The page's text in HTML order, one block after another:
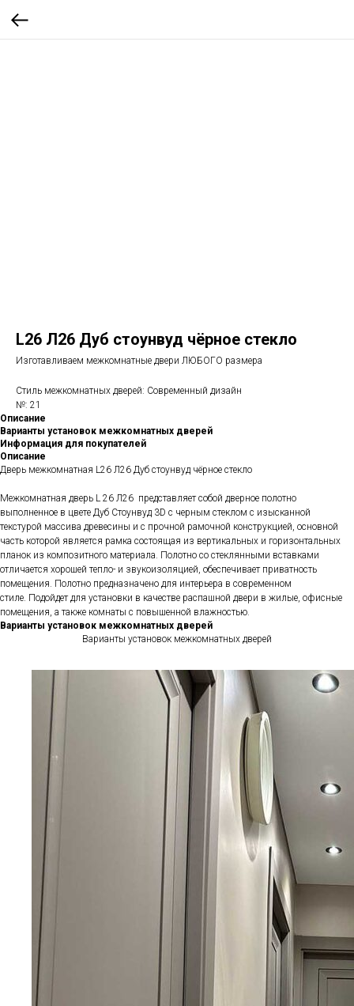
L26 Л26 Дуб стоунвуд чёрное стекло
Изготавливаем межкомнатные двери ЛЮБОГО размера
Стиль межкомнатных дверей: Современный дизайн
№: 21
Описание
Варианты установок межкомнатных дверей
Информация для покупателей
Описание
Дверь межкомнатная L26 Л26 Дуб стоунвуд чёрное стекло
Межкомнатная дверь L 26 Л26 представляет собой дверное полотно
выполненное в цвете Дуб Стоунвуд 3D с черным стеклом с изысканной
текстурой массива древесины и с прочной рамочной конструкцией, основной
часть которой является рамка состоящая из вертикальных и горизонтальных
планок из композитного материала. Полотно со стеклянными вставками
отличается хорошей тепло- и звукоизоляцией, обеспечивает приватность
помещения. Полотно предназначено для интерьера в современном
стиле. Подойдет для установки в качестве распашной двери в жилые, офисные
помещения, а также комнаты с повышенной влажностью.
Варианты установок межкомнатных дверей
Варианты установок межкомнатных дверей